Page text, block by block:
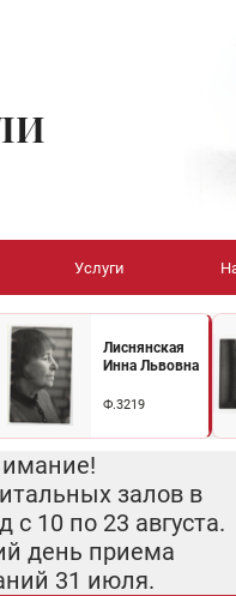
Услуги
Лиснянская
Инна Львовна
Ф.3219
залов в
с 10 по 23 августа.
день приема
31 июля.